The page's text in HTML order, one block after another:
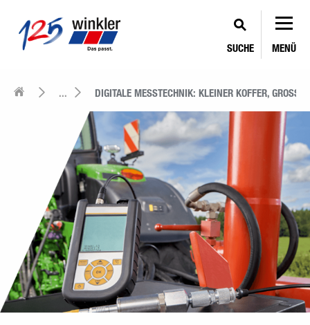
SUCHE MENÜ
... DIGITALE MESS­TECHNIK: KLEINER KOFFER, GROSSE